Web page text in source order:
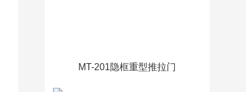
MT-201隐框重型推拉门